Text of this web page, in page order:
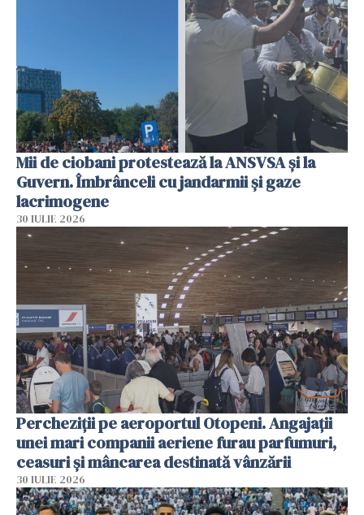
Mii de ciobani protestează la ANSVSA și la
Guvern. Îmbrânceli cu jandarmii și gaze
lacrimogene
30 IULIE 2026
Percheziții pe aeroportul Otopeni. Angajații
unei mari companii aeriene furau parfumuri,
ceasuri și mâncarea destinată vânzării
30 IULIE 2026